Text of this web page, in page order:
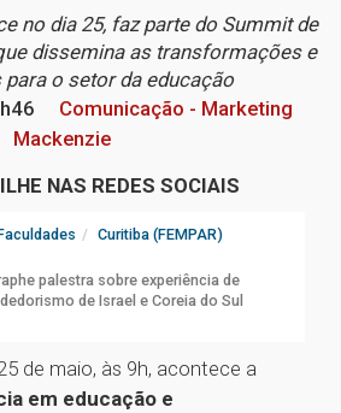
no dia 25, faz parte do Summit de
dissemina as transformações e
o setor da educação
Comunicação - Marketing
Mackenzie
NAS REDES SOCIAIS
Curitiba (FEMPAR)
palestra sobre experiência de
de Israel e Coreia do Sul
de maio, às 9h, acontece a
em educação e